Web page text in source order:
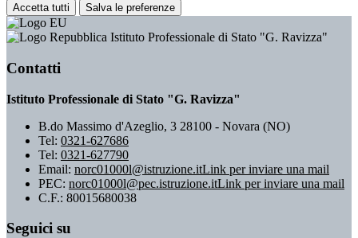
Accetta tutti Salva le preferenze
Istituto Professionale di Stato "G. Ravizza"
Contatti
Istituto Professionale di Stato "G. Ravizza"
B.do Massimo d'Azeglio, 3 28100 - Novara (NO)
Tel: 0321-627686
Tel: 0321-627790
Email: norc01000l@istruzione.itLink per inviare una mail
PEC: norc01000l@pec.istruzione.itLink per inviare una mail
C.F.: 80015680038
Seguici su